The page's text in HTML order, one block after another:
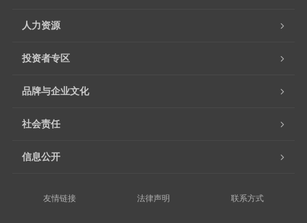
人力资源
投资者专区
品牌与企业文化
社会责任
信息公开
友情链接 法律声明 联系方式